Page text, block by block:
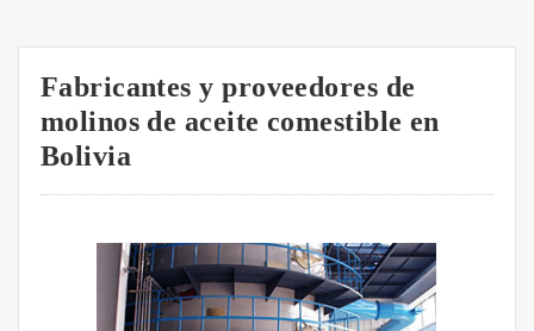
Fabricantes y proveedores de
molinos de aceite comestible en
Bolivia